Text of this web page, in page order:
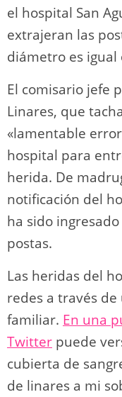
el hospital San
extrajeran las
diámetro es
El comisario jefe
Linares, que
«lamentable
hospital para
herida. De
notificación del
ha sido
postas.
Las heridas del
redes a través
familiar. En una
Twitter puede
cubierta de
de linares a mi